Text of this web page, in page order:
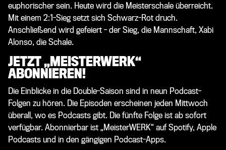
euphorischer sein. Heute wird die Meisterschale überreicht.
Mit einem 2:1-Sieg setzt sich Schwarz-Rot druch.
Anschließend wird gefeiert - der Sieg, die Mannschaft, Xabi
Alonso, die Schale.
JETZT „MEISTERWERK“
ABONNIEREN!
Die Einblicke in die Double-Saison sind in neun Podcast-
Folgen zu hören. Die Episoden erscheinen jeden Mittwoch
überall, wo es Podcasts gibt. Die fünfte Folge ist ab sofort
verfügbar. Abonnierbar ist „MeisterWERK“ auf Spotify, Apple
Podcasts und in den gängigen Podcast-Apps.